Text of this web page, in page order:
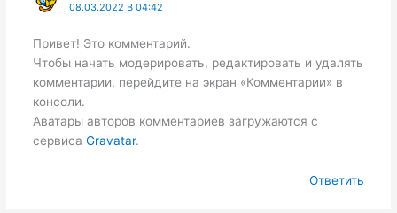
08.03.2022 В 04:42
Привет! Это комментарий.
Чтобы начать модерировать, редактировать и удалять
комментарии, перейдите на экран «Комментарии» в
консоли.
Аватары авторов комментариев загружаются с
сервиса Gravatar.
Ответить